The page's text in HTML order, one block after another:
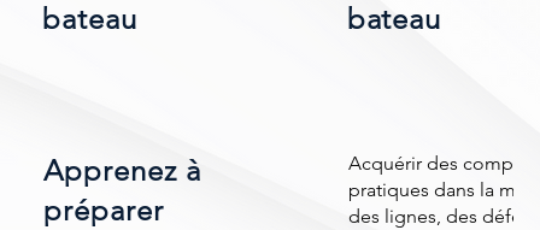
bateau
Apprenez à
préparer
bateau
Acquérir des
pratiques dans la
des lignes, des